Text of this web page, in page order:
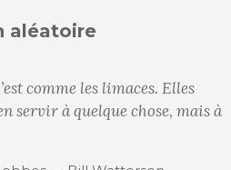
aléatoire
comme les limaces. Elles
servir à quelque chose, mais à